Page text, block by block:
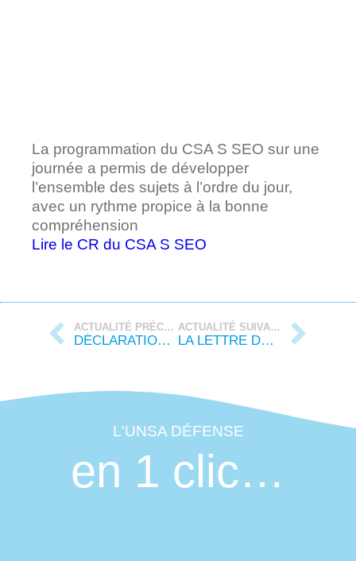
La programmation du CSA S SEO sur une
journée a permis de développer
l’ensemble des sujets à l’ordre du jour,
avec un rythme propice à la bonne
compréhension
Lire le CR du CSA S SEO
ACTUALITÉ PRÉCÉDENTE
DÉCLARATION LIMINAIRE DE LA CAP DES A DU 30 JANVIER 2025
ACTUALITÉ SUIVANTE
LA LETTRE DE FÉVRIER 2025
L'UNSA DÉFENSE
en 1 clic…